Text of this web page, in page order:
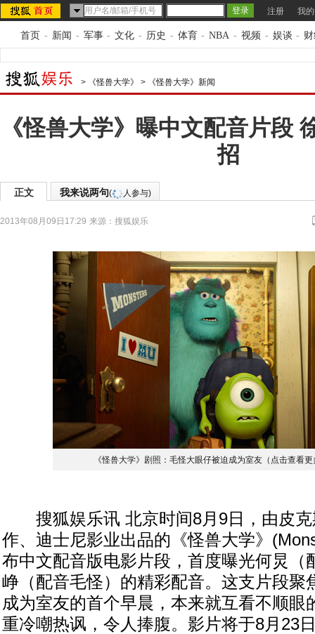
注册 我
首页 - 新闻 - 军事 - 文化 - 历史 - 体育 - NBA - 视频 - 娱谈 -
> 《怪兽大学》 > 《怪兽大学》新闻
《怪兽大学》曝中文配音片段
招
正文 我来说两句( 人参与)
2013年08月09日17:29 来源： 搜狐娱乐
《怪兽大学》剧照：毛怪大眼仔被迫成为室友（点击查看
搜狐娱乐讯 北京时间8月9日，由皮克
作、迪士尼影业出品的《怪兽大学》
布中文配音版电影片段，首度曝光何炅（
峥（配音毛怪）的精彩配音。这支片段聚
成为室友的首个早晨，本来就互看不顺眼
重冷嘲热讽，令人捧腹。影片将于8月23